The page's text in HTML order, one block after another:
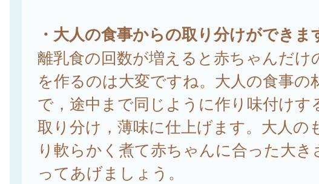
・大人の食事からの取り分けができま
離乳食の回数が増えると赤ちゃんだけ
を作るのは大変ですね。大人の食事の
で，途中まで同じように作り味付けす
取り分け，薄味に仕上げます。大人の
り軟らかく煮て赤ちゃんに合った大き
ってあげましょう。